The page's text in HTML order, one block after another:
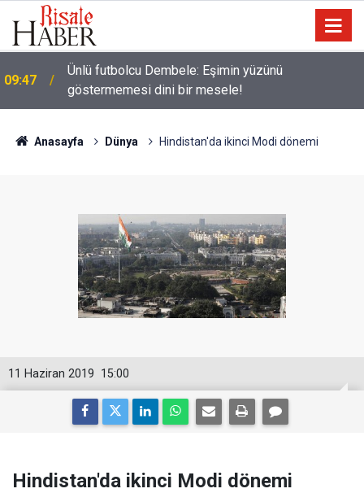
09:47
Ünlü futbolcu Dembele: Eşimin yüzünü
göstermemesi dini bir mesele!
Anasayfa Dünya Hindistan'da ikinci Modi dönemi
15:00
11 Haziran 2019
Hindistan'da ikinci Modi dönemi